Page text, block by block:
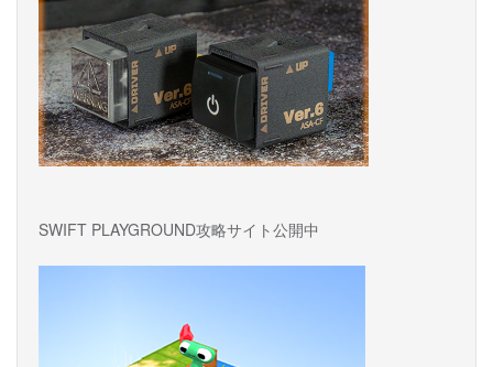
SWIFT PLAYGROUND攻略サイト公開中